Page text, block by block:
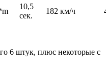
10,5
сек.
182 км/ч
6 штук, плюс некоторые с